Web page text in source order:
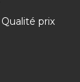
prix